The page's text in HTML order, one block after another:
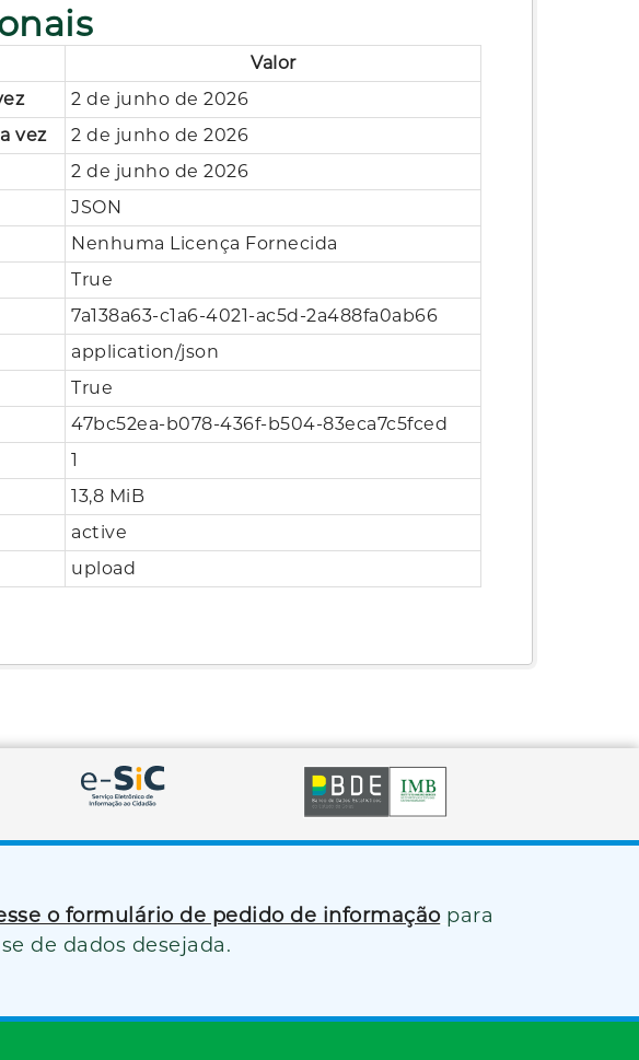
Valor
2 de junho de 2026
vez
2 de junho de 2026
2 de junho de 2026
JSON
Nenhuma Licença Fornecida
True
7a138a63-c1a6-4021-ac5d-2a488fa0ab66
application/json
True
47bc52ea-b078-436f-b504-83eca7c5fced
1
13,8 MiB
active
upload
o formulário de pedido de informação para
de dados desejada.